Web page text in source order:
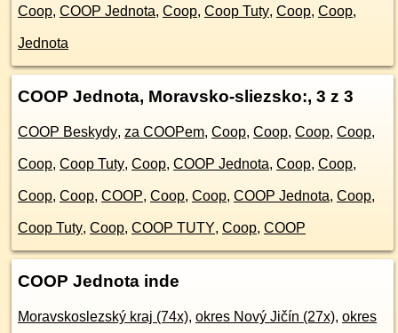
Coop, COOP Jednota, Coop, Coop Tuty, Coop, Coop,
Jednota
COOP Jednota, Moravsko-sliezsko:, 3 z 3
COOP Beskydy, za COOPem, Coop, Coop, Coop, Coop,
Coop, Coop Tuty, Coop, COOP Jednota, Coop, Coop,
Coop, Coop, COOP, Coop, Coop, COOP Jednota, Coop,
Coop Tuty, Coop, COOP TUTY, Coop, COOP
COOP Jednota inde
Moravskoslezský kraj (74x), okres Nový Jičín (27x), okres